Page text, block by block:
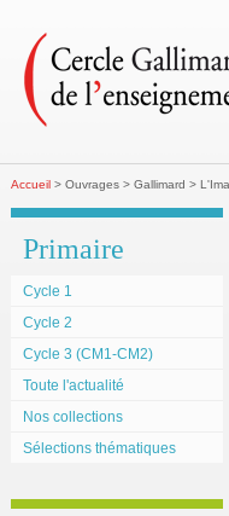
Accueil > Ouvrages > Gallimard >
Primaire
Cycle 1
Cycle 2
Cycle 3 (CM1-CM2)
Toute l'actualité
Nos collections
Sélections thématiques